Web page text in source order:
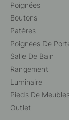
Poignées
Boutons
Patères
Poignées De
Salle De Bain
Rangement
Luminaire
Pieds De
Outlet